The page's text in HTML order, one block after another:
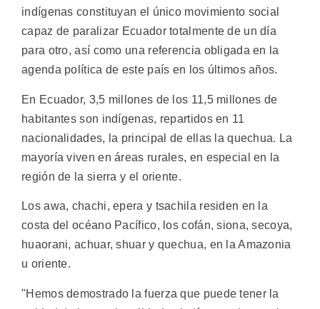
indígenas constituyan el único movimiento social
capaz de paralizar Ecuador totalmente de un día
para otro, así como una referencia obligada en la
agenda política de este país en los últimos años.
En Ecuador, 3,5 millones de los 11,5 millones de
habitantes son indígenas, repartidos en 11
nacionalidades, la principal de ellas la quechua. La
mayoría viven en áreas rurales, en especial en la
región de la sierra y el oriente.
Los awa, chachi, epera y tsachila residen en la
costa del océano Pacífico, los cofán, siona, secoya,
huaorani, achuar, shuar y quechua, en la Amazonia
u oriente.
"Hemos demostrado la fuerza que puede tener la